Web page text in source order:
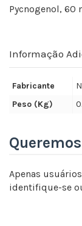
Pycnogenol, 60
Informação
Fabricante
Peso (Kg)
Apenas
identifique-se